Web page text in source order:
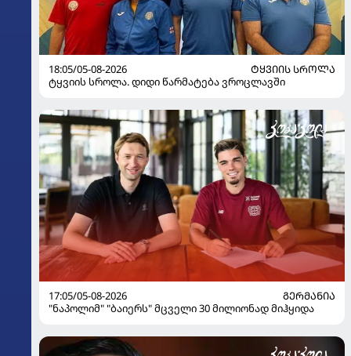
18:05/05-08-2026
ᲢᲧᲕᲘᲘᲡ ᲡᲠᲝᲚᲐ
ტყვიის სროლა. დიდი წარმატება ვროცლავში
17:05/05-08-2026
ᲒᲔᲠᲛᲐᲜᲘᲐ
"ნაპოლიმ" "ბაიერს" მცველი 30 მილიონად მიჰყიდა